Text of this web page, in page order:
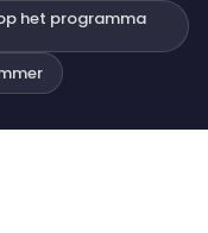
het programma